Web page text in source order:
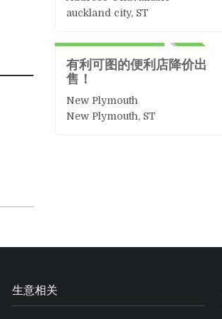
auckland city, ST
ACTIVE
零售
有利可图的便利店降价出
售！
New Plymouth
New Plymouth, ST
生意相关